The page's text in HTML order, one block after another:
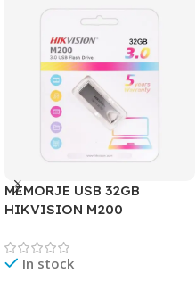
MEMORJE USB 32GB
HIKVISION M200
In stock